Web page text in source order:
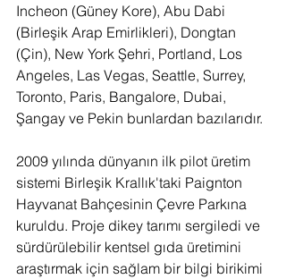
Incheon (Güney Kore), Abu Dabi
(Birleşik Arap Emirlikleri), Dongtan
(Çin), New York Şehri, Portland, Los
Angeles, Las Vegas, Seattle, Surrey,
Toronto, Paris, Bangalore, Dubai,
Şangay ve Pekin bunlardan bazılarıdır.
2009 yılında dünyanın ilk pilot üretim
sistemi Birleşik Krallık'taki Paignton
Hayvanat Bahçesinin Çevre Parkına
kuruldu. Proje dikey tarımı sergiledi ve
sürdürülebilir kentsel gıda üretimini
araştırmak için sağlam bir bilgi birikimi